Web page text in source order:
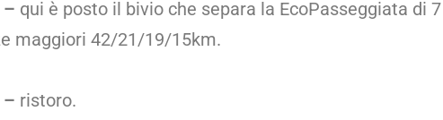
– qui è posto il bivio che separa la EcoPasseggiata di
maggiori 42/21/19/15km.
– ristoro.